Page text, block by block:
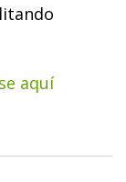
aquí